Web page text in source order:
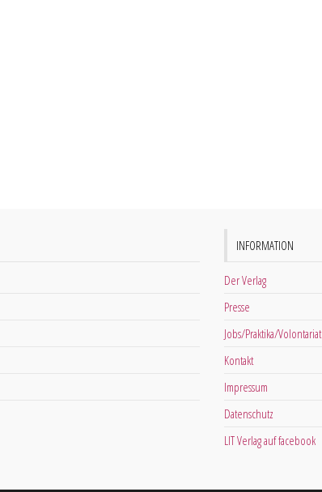
INFORMATION
Der Verlag
Presse
Jobs/Praktika/Volontariat
Kontakt
Impressum
Datenschutz
LIT Verlag auf facebook